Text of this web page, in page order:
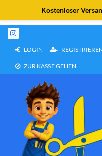
Weiter
zum
Inhalt
LOGIN
ZUR KASSE GEHEN